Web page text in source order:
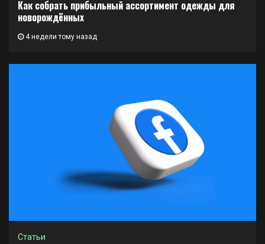
Как собрать прибыльный ассортимент одежды для
новорождённых
4 недели тому назад
Статьи